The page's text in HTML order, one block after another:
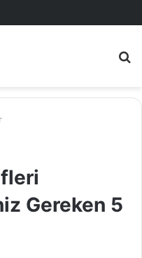
Gereken 5